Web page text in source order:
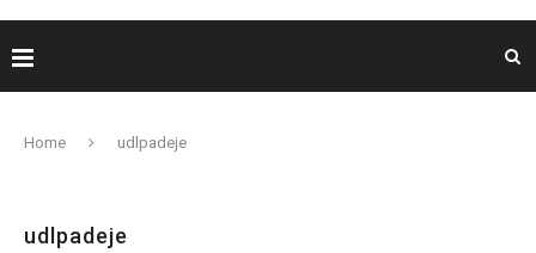
Home udlpadeje
udlpadeje